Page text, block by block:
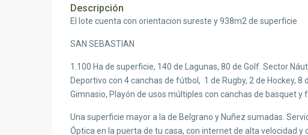
Descripción
El lote cuenta con orientacion sureste y 938m2 de superficie
SAN SEBASTIAN
1.100 Ha de superficie, 140 de Lagunas, 80 de Golf. Sector
Deportivo con 4 canchas de fútbol, 1 de Rugby, 2 de Hockey, 8
Gimnasio, Playón de usos múltiples con canchas de basquet y
Una superficie mayor a la de Belgrano y Nuñez sumadas.
Óptica en la puerta de tu casa, con internet de alta velocidad y